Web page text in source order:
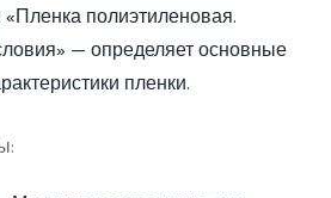
«Пленка полиэтиленовая.
— определяет основные
пленки.